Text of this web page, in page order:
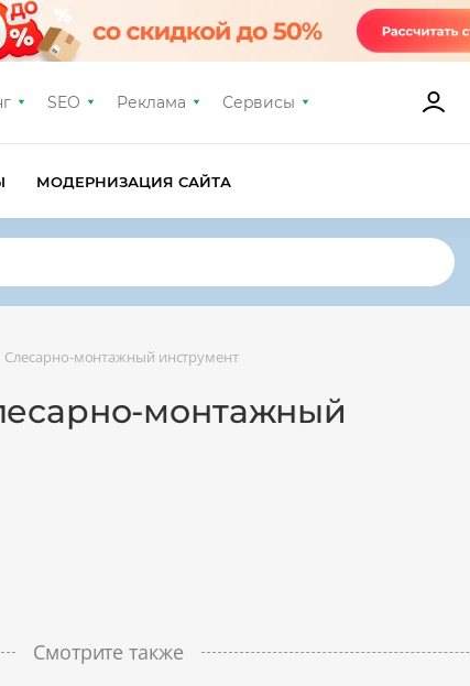
SEO Реклама Сервисы
МОДЕРНИЗАЦИЯ САЙТА
Слесарно-монтажный инструмент
монтажный
Смотрите также